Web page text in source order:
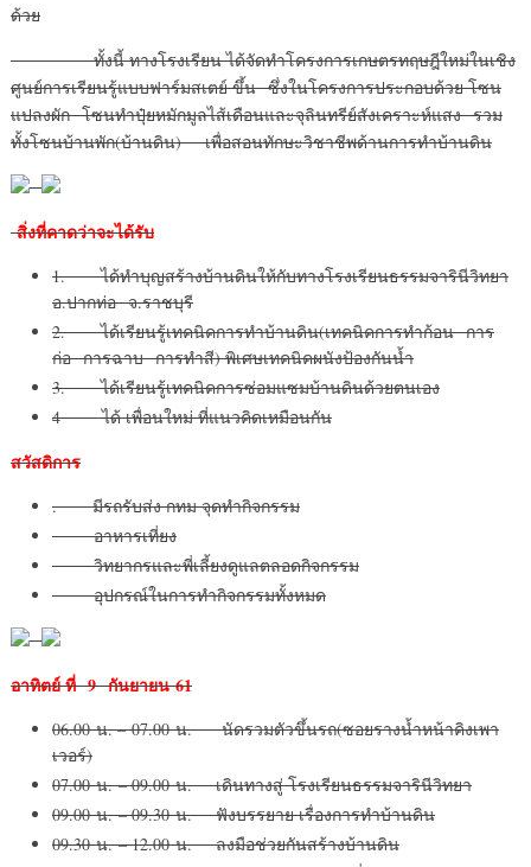
ด้วย
ทั้งนี้ ทางโรงเรียน ได้จัดทำโครงการเกษตรทฤษฎีใหม่ในเชิง
ศูนย์การเรียนรู้แบบฟาร์มสเตย์ ขึ้น ซึ่งในโครงการประกอบด้วย โซน
แปลงผัก โซนทำปุ๋ยหมักมูลไส้เดือนและจุลินทรีย์สังเคราะห์แสง รวม
ทั้งโซนบ้านพัก(บ้านดิน) เพื่อสอนทักษะวิชาชีพด้านการทำบ้านดิน
สิ่งที่คาดว่าจะได้รับ
1. ได้ทำบุญสร้างบ้านดินให้กับทางโรงเรียนธรรมจารินีวิทยา
อ.ปากท่อ จ.ราชบุรี
2. ได้เรียนรู้เทคนิคการทำบ้านดิน(เทคนิคการทำก้อน การ
ก่อ การฉาบ การทำสี) พิเศษเทคนิคผนังป้องกันน้ำ
3. ได้เรียนรู้เทคนิคการซ่อมแซมบ้านดินด้วยตนเอง
4 ได้ เพื่อนใหม่ ที่แนวคิดเหมือนกัน
สวัสดิการ
. มีรถรับส่ง กทม จุดทำกิจกรรม
อาหารเที่ยง
วิทยากรและพี่เลี้ยงดูแลตลอดกิจกรรม
อุปกรณ์ในการทำกิจกรรมทั้งหมด
อาทิตย์ ที่9 กันยายน 61
06.00 น. – 07.00 น. นัดรวมตัวขึ้นรถ(ซอยรางน้ำหน้าคิงเพา
เวอร์)
07.00 น. – 09.00 น. เดินทางสู่ โรงเรียนธรรมจารินีวิทยา
09.00 น. – 09.30 น. ฟังบรรยาย เรื่องการทำบ้านดิน
09.30 น. – 12.00 น. ลงมือช่วยกันสร้างบ้านดิน